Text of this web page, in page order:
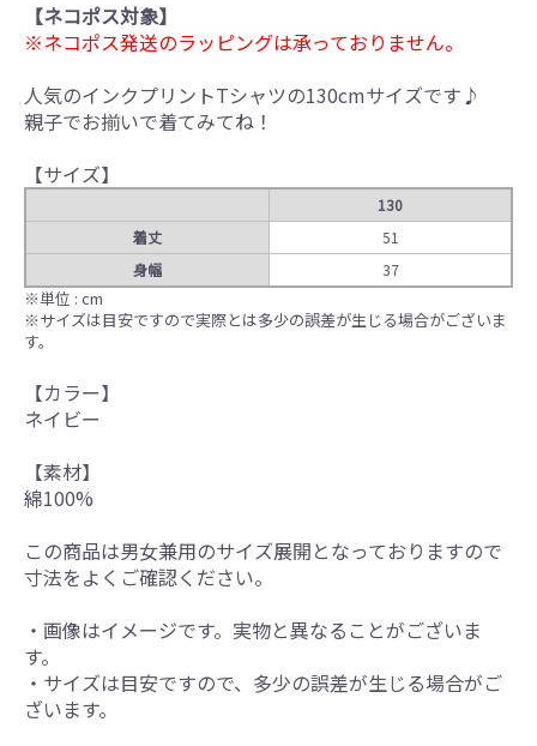
【ネコポス対象】
※ネコポス発送のラッピングは承っておりません。
人気のインクプリントTシャツの130cmサイズです♪
親子でお揃いで着てみてね！
【サイズ】
130
着丈
51
身幅
37
※単位 : cm
※サイズは目安ですので実際とは多少の誤差が生じる場合がございま
す。
【カラー】
ネイビー
【素材】
綿100%
この商品は男女兼用のサイズ展開となっておりますので
寸法をよくご確認ください。
・画像はイメージです。実物と異なることがございま
す。
・サイズは目安ですので、多少の誤差が生じる場合がご
ざいます。